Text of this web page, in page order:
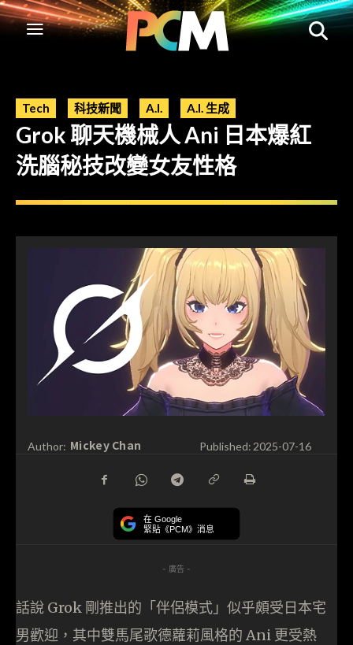
Tech 科技新聞 A.I. A.I. 生成
Grok 聊天機械人 Ani 日本爆紅
洗腦秘技改變女友性格
Author: Mickey Chan Published: 2025-07-16
在 Google
緊貼《PCM》消息
- 廣告 -
話說 Grok 剛推出的「伴侶模式」似乎頗受日本宅
男歡迎，其中雙馬尾歌德蘿莉風格的 Ani 更受熱